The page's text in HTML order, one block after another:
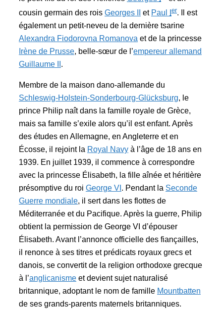
cousin germain des rois Georges II et Paul er. Il est
également un petit-neveu de la dernière tsarine
Alexandra Fiodorovna Romanova et de la princesse
Irène de Prusse, belle-sœur de l’empereur allemand
Guillaume II .
Membre de la maison dano-allemande du
Schleswig-Holstein-Sonderbourg-Glücksburg, le
prince Philip naît dans la famille royale de Grèce,
mais sa famille s’exile alors qu’il est enfant. Après
des études en Allemagne, en Angleterre et en
Écosse, il rejoint la Royal Navy à l’âge de 18 ans en
1939. En juillet 1939, il commence à correspondre
avec la princesse Élisabeth, la fille aînée et héritière
présomptive du roi George VI . Pendant la Seconde
Guerre mondiale, il sert dans les flottes de
Méditerranée et du Pacifique. Après la guerre, Philip
obtient la permission de George VI d’épouser
Élisabeth. Avant l’annonce officielle des fiançailles,
il renonce à ses titres et prédicats royaux grecs et
danois, se convertit de la religion orthodoxe grecque
à l’anglicanisme et devient sujet naturalisé
britannique, adoptant le nom de famille Mountbatten
de ses grands-parents maternels britanniques.